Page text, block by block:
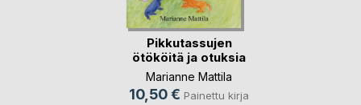
Pikkutassujen
ötököitä ja otuksia
Marianne Mattila
10,50 € Painettu kirja